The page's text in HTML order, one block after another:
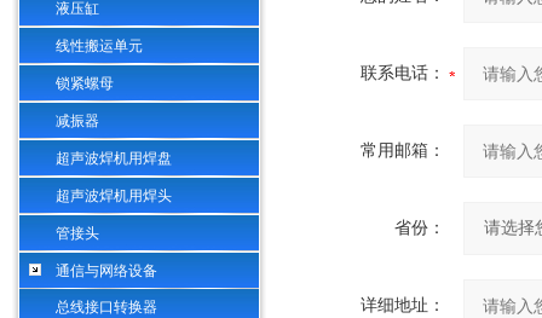
液压缸
线性搬运单元
锁紧螺母
减振器
超声波焊机用焊盘
超声波焊机用焊头
管接头
通信与网络设备
总线接口转换器
联系电话：
常用邮箱：
省份：
详细地址：